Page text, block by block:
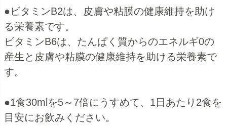
●ビタミンB2は、皮膚や粘膜の健康維持を助け
る栄養素です。
ビタミンB6は、たんぱく質からのエネルギ0の
産生と皮膚や粘膜の健康維持を助ける栄養素で
す。
●1食30mlを5～7倍にうすめて、1日あたり2食を
目安にお飲みください。